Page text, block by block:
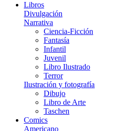
Libros
Divulgación
Narrativa
Ciencia-Ficción
Fantasía
Infantil
Juvenil
Libro Ilustrado
Terror
Ilustración y fotografía
Dibujo
Libro de Arte
Taschen
Comics
Americano